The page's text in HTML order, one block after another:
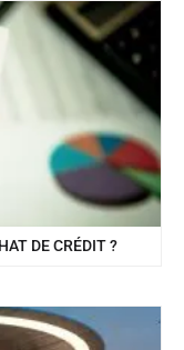
DE CRÉDIT ?